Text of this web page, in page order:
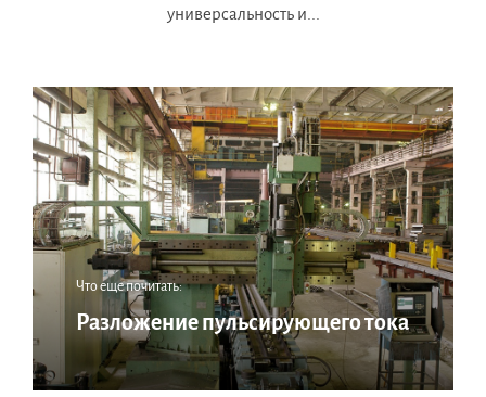
универсальность и...
Что еще почитать:
Разложение пульсирующего тока